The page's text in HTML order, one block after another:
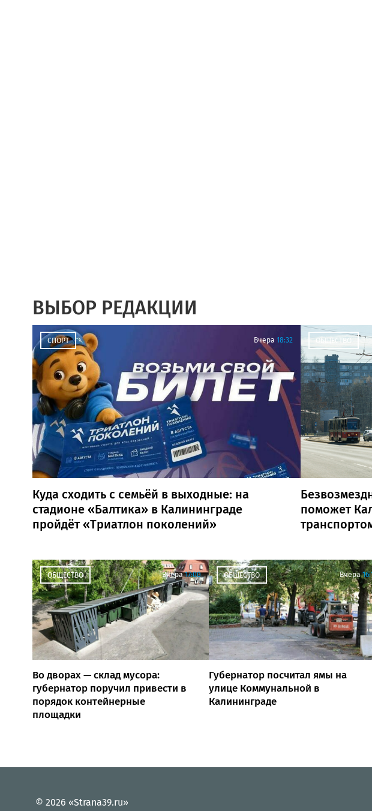
ВЫБОР РЕДАКЦИИ
СПОРТ Вчера 18:32
Куда сходить с семьёй в выходные: на
стадионе «Балтика» в Калининграде
пройдёт «Триатлон поколений»
ОБЩЕСТВО
поможет
ОБЩЕСТВО Вчера 17:00
Во дворах — склад мусора:
губернатор поручил привести в
порядок контейнерные
площадки
ОБЩЕСТВО Вчера
Губернатор посчитал ямы на
улице Коммунальной в
Калининграде
© 2026 «Strana39.ru»